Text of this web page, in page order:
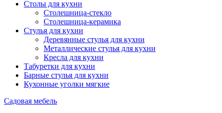
Столы для кухни
Столешница-стекло
Столешница-керамика
Стулья для кухни
Деревянные стулья для кухни
Металлические стулья для кухни
Кресла для кухни
Табуретки для кухни
Барные стулья для кухни
Кухонные уголки мягкие
Садовая мебель